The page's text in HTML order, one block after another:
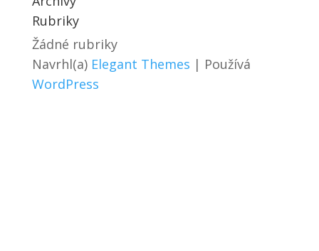
Rubriky
Žádné rubriky
Navrhl(a) Elegant Themes | Používá
WordPress